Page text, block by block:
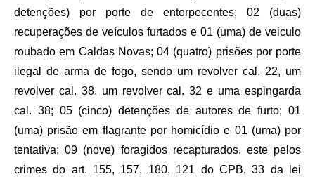
detenções) por porte de entorpecentes; 02 (duas)
recuperações de veículos furtados e 01 (uma) de veiculo
roubado em Caldas Novas; 04 (quatro) prisões por porte
ilegal de arma de fogo, sendo um revolver cal. 22, um
revolver cal. 38, um revolver cal. 32 e uma espingarda
cal. 38; 05 (cinco) detenções de autores de furto; 01
(uma) prisão em flagrante por homicídio e 01 (uma) por
tentativa; 09 (nove) foragidos recapturados, este pelos
crimes do art. 155, 157, 180, 121 do CPB, 33 da lei